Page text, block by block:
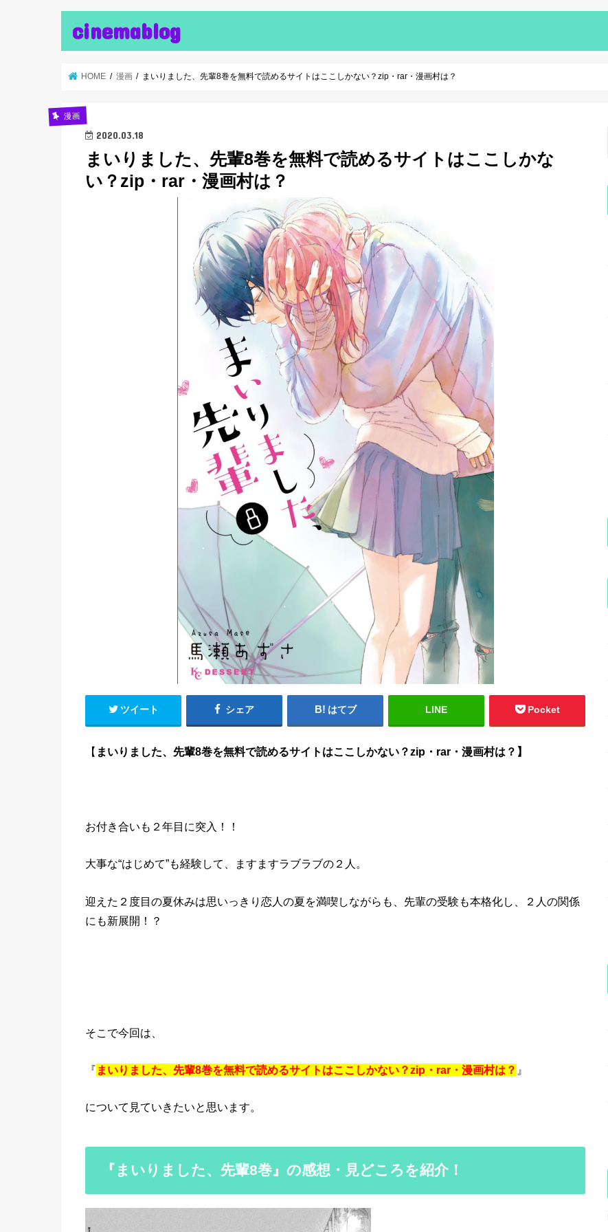
cinemablog
HOME 漫画 まいりました、先輩8巻を無料で読めるサイトはここしかない？zip・rar・漫画村は？
漫画
2020.03.18
まいりました、先輩8巻を無料で読めるサイトはここしかな
い？zip・rar・漫画村は？
ツイート シェア はてブ LINE Pocket
【 まいりました、先輩8巻を無料で読めるサイトはここしかない？zip・rar・漫画村は？】
お付き合いも２年目に突入！！
大事な“はじめて”も経験して、ますますラブラブの２人。
迎えた２度目の夏休みは思いっきり恋人の夏を満喫しながらも、先輩の受験も本格化し、２人の関係
にも新展開！？
そこで今回は、
『 まいりました、先輩8巻を無料で読めるサイトはここしかない？zip・rar・漫画村は？ 』
について見ていきたいと思います。
『まいりました、先輩8巻』の感想・見どころを紹介！